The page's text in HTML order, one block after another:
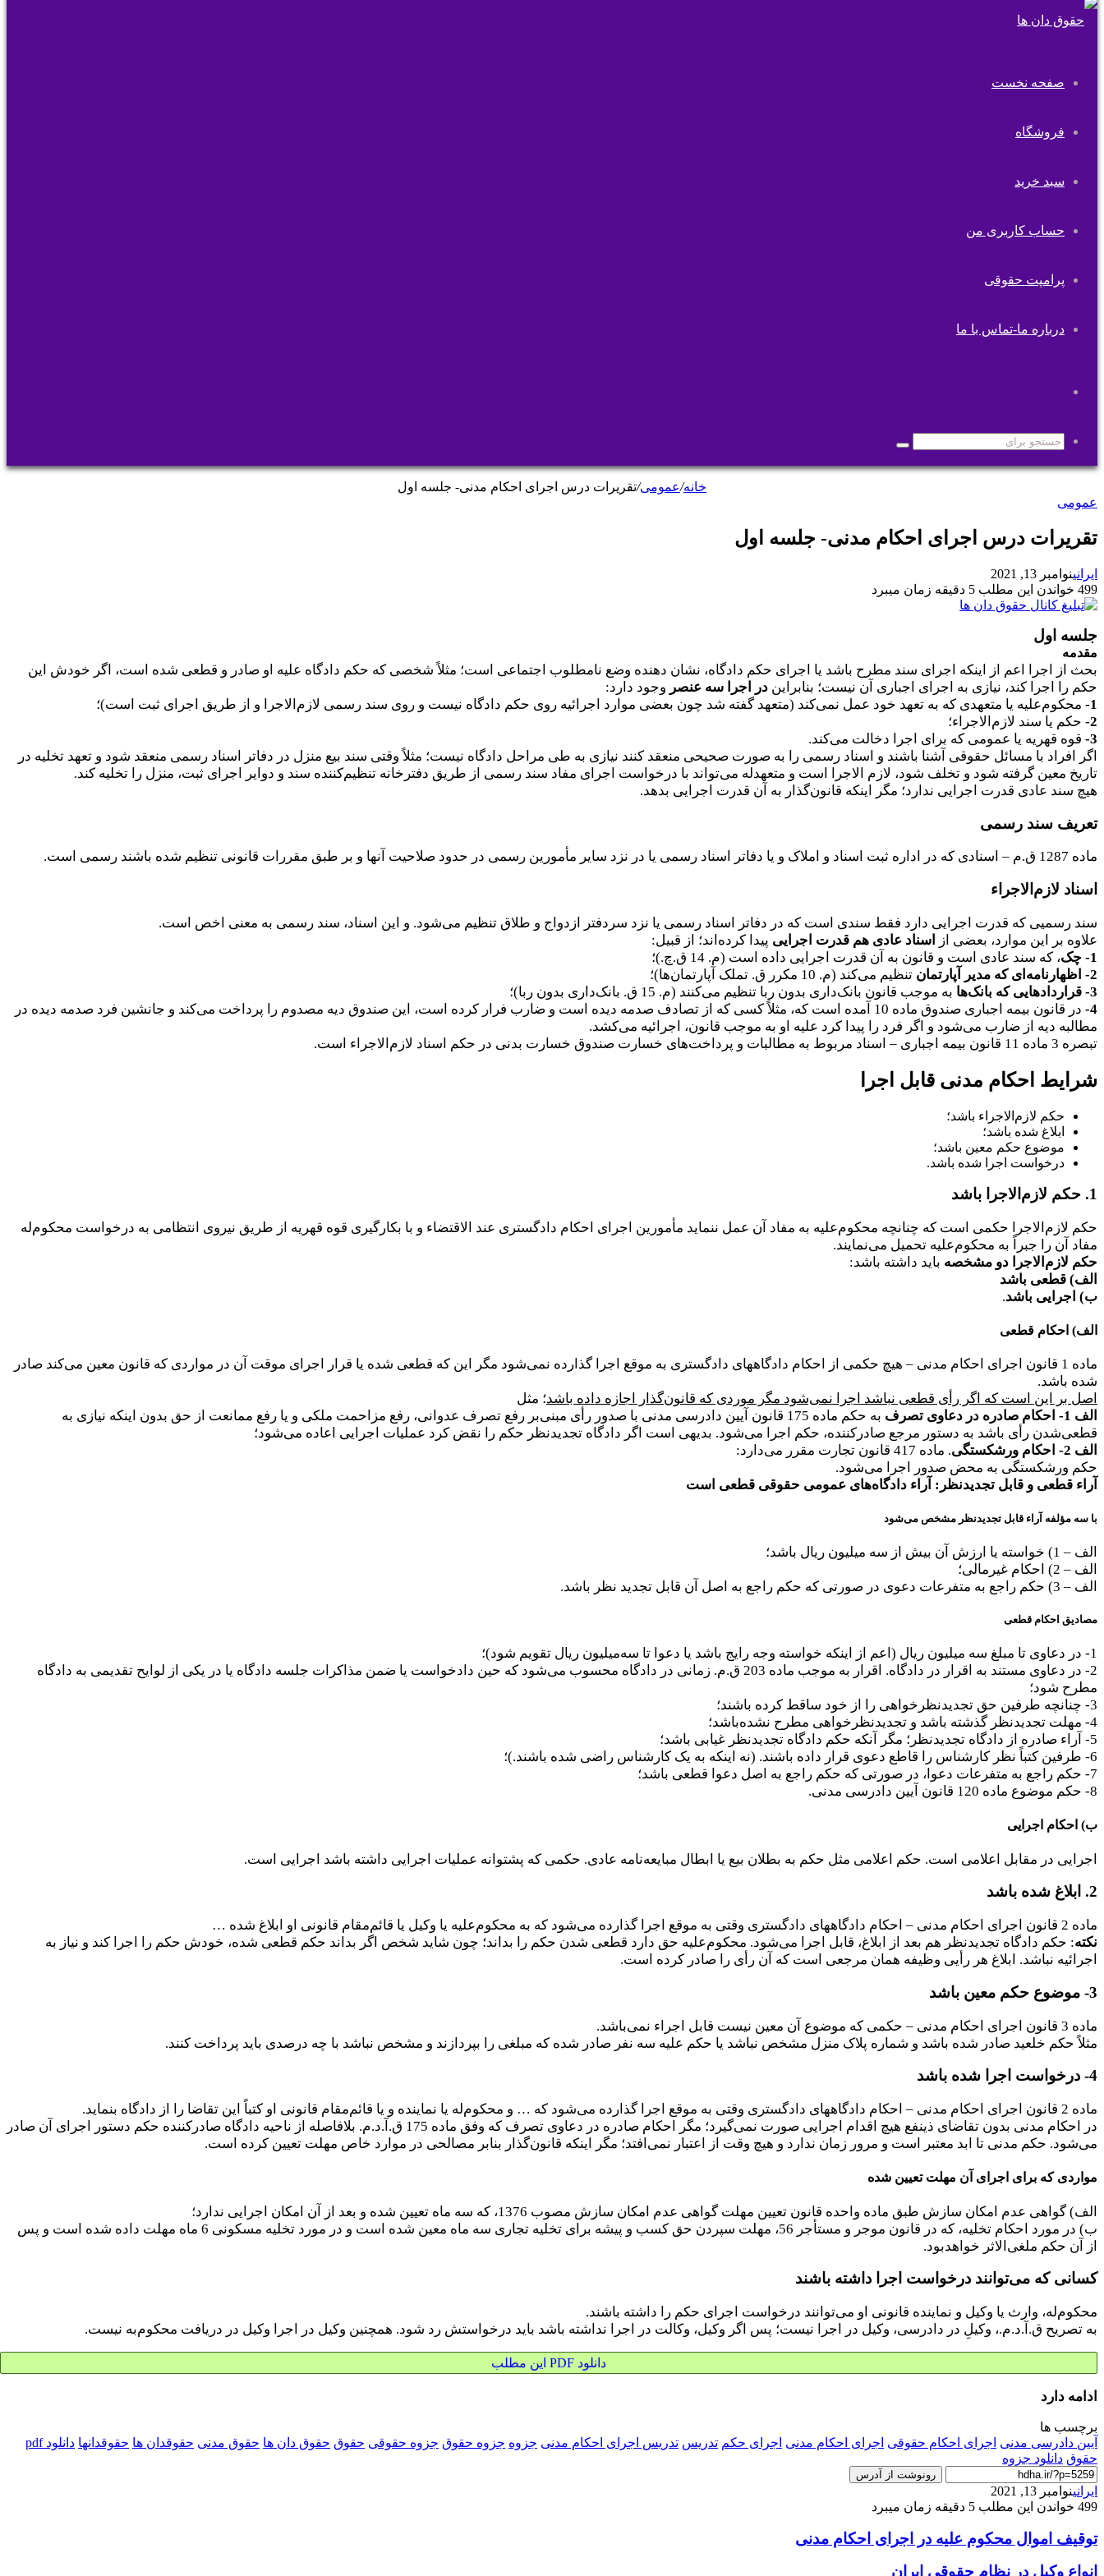
صفحه نخست
فروشگاه
سبد خرید
حساب کاربری من
پرامپت حقوقی
درباره ما-تماس با ما
پوسته
جستجو
برای
خانه/عمومی/تقریرات درس اجرای احکام مدنی- جلسه اول
عمومی
تقریرات درس اجرای احکام مدنی- جلسه اول
ایرانینوامبر 13, 2021
499 خواندن این مطلب 5 دقیقه زمان میبرد
جلسه اول
مقدمه
بحث از اجرا اعم از اینکه اجرای سند مطرح باشد یا اجرای حکم دادگاه، نشان دهنده وضع نامطلوب اجتماعی است؛ مثلاً شخصی که حکم دادگاه علیه او صادر و قطعی شده است، اگر خودش این
حکم را اجرا کند، نیازی به اجرای اجباری آن نیست؛ بنابراین در اجرا سه عنصر وجود دارد:
1-
محکوم‌علیه یا متعهدی که به تعهد خود عمل نمی‌کند (متعهد گفته شد چون بعضی موارد اجرائیه روی حکم دادگاه نیست و روی سند رسمی لازم‌الاجرا و از طریق اجرای ثبت است)؛
2- حکم یا سند لازم‌الاجراء؛
3- قوه قهریه یا عمومی که برای اجرا دخالت می‌کند.
اگر افراد با مسائل حقوقی آشنا باشند و اسناد رسمی را به صورت صحیحی منعقد کنند نیازی به طی مراحل دادگاه نیست؛ مثلاً وقتی سند بیع منزل در دفاتر اسناد رسمی منعقد شود و تعهد تخلیه در
تاریخ معین گرفته شود و تخلف شود، لازم الاجرا است و متعهدله می‌تواند با درخواست اجرای مفاد سند رسمی از طریق دفترخانه تنظیم‌کننده سند و دوایر اجرای ثبت، منزل را تخلیه کند.
هیچ سند عادی قدرت اجرایی ندارد؛ مگر اینکه قانون‌گذار به آن قدرت اجرایی بدهد.
تعریف سند رسمی
ماده 1287 ق.م – اسنادی که در اداره ثبت اسناد و املاک و یا دفاتر اسناد رسمی یا در نزد سایر مأمورین رسمی در حدود صلاحیت آنها و بر طبق مقررات قانونی تنظیم شده باشند رسمی است.
اسناد لازم‌الاجراء
سند رسمیی که قدرت اجرایی دارد فقط سندی است که در دفاتر اسناد رسمی یا نزد سردفتر ازدواج و طلاق تنظیم می‌شود. و این اسناد، سند رسمی به معنی اخص است.
علاوه بر این موارد، بعضی از
اسناد عادی هم قدرت اجرایی پیدا کرده‌اند؛ از قبیل:
1- چک
، که سند عادی است و قانون به آن قدرت اجرایی داده است (م. 14 ق.چ.)؛
2- اظهارنامه‌ای که مدیر آپارتمان
تنظیم می‌کند (م. 10 مکرر ق. تملک آپارتمان‌ها)؛
3- قراردادهایی که بانک‌ها
به موجب قانون بانک‌داری بدون ربا تنظیم می‌کنند (م. 15 ق. بانک‌داری بدون ربا)؛
4-
در قانون بیمه اجباری صندوق ماده 10 آمده است که، مثلاً کسی که از تصادف صدمه دیده است و ضارب فرار کرده است، این صندوق دیه مصدوم را پرداخت می‌کند و جانشین فرد صدمه دیده در
مطالبه دیه از ضارب می‌شود و اگر فرد را پیدا کرد علیه او به موجب قانون، اجرائیه می‌کشد.
تبصره 3 ماده 11 قانون بیمه اجباری – اسناد مربوط به مطالبات و پرداخت‌های خسارت صندوق خسارت بدنی در حکم اسناد لازم‌الاجراء است.
شرایط احکام مدنی قابل اجرا
حکم لازم‌الاجراء باشد؛
ابلاغ شده باشد؛
موضوع حکم معین باشد؛
درخواست اجرا شده باشد.
1. حکم لازم‌الاجرا باشد
حکم لازم‌الاجرا حکمی است که چنانچه محکوم‌علیه به مفاد آن عمل ننماید مأمورین اجرای احکام دادگستری عند الاقتضاء و با بکارگیری قوه قهریه از طریق نیروی انتظامی به درخواست محکوم‌له
مفاد آن را جبراً به محکوم‌علیه تحمیل می‌نمایند.
حکم لازم‌الاجرا دو مشخصه باید داشته باشد:
الف) قطعی باشد
ب) اجرایی باشد.
الف) احکام قطعی
ماده 1 قانون اجرای احکام مدنی – هیچ حکمی از احکام دادگاههای دادگستری به موقع اجرا گذارده نمی‌شود مگر این که قطعی شده یا قرار اجرای موقت آن در مواردی که قانون معین می‌کند صادر
شده باشد.
اصل بر این است که اگر رأی قطعی نباشد اجرا نمی‌شود مگر موردی که قانون‌گذار اجازه داده باشد؛ مثل
الف 1- احکام صادره در دعاوی تصرف
به حکم ماده 175 قانون آیین دادرسی مدنی با صدور رأی مبنی‌بر رفع تصرف عدوانی، رفع مزاحمت ملکی و یا رفع ممانعت از حق بدون اینکه نیازی به
قطعی‌شدن رأی باشد به دستور مرجع صادرکننده، حکم اجرا می‌شود. بدیهی است اگر دادگاه تجدیدنظر حکم را نقض کرد عملیات اجرایی اعاده می‌شود؛
الف 2- احکام ورشکستگی
. ماده 417 قانون تجارت مقرر می‌دارد:
حکم ورشکستگی به محض صدور اجرا می‌شود.
آراء قطعی و قابل تجدیدنظر: آراء دادگاه‌های عمومی حقوقی قطعی است
با سه مؤلفه آراء قابل تجدیدنظر مشخص می‌شود
الف – 1) خواسته یا ارزش آن بیش از سه میلیون ریال باشد؛
الف – 2) احکام غیرمالی؛
الف – 3) حکم راجع به متفرعات دعوی در صورتی که حکم راجع به اصل آن قابل تجدید نظر باشد.
مصادیق احکام قطعی
1- در دعاوی تا مبلغ سه میلیون ریال (اعم از اینکه خواسته وجه رایج باشد یا دعوا تا سه‌میلیون ریال تقویم شود)؛
2- در دعاوی مستند به اقرار در دادگاه. اقرار به موجب ماده 203 ق.م. زمانی در دادگاه محسوب می‌شود که حین دادخواست یا ضمن مذاکرات جلسه دادگاه یا در یکی از لوایح تقدیمی به دادگاه
مطرح شود؛
3- چنانچه طرفین حق تجدیدنظرخواهی را از خود ساقط کرده باشند؛
4- مهلت تجدیدنظر گذشته باشد و تجدیدنظرخواهی مطرح نشده‌باشد؛
5- آراء صادره از دادگاه تجدیدنظر؛ مگر آنکه حکم دادگاه تجدیدنظر غیابی باشد؛
6- طرفین کتباً نظر کارشناس را قاطع دعوی قرار داده باشند. (نه اینکه به یک کارشناس راضی شده باشند.)؛
7- حکم راجع به متفرعات دعوا، در صورتی که حکم راجع به اصل دعوا قطعی باشد؛
8- حکم موضوع ماده 120 قانون آیین دادرسی مدنی.
ب) احکام اجرایی
اجرایی در مقابل اعلامی است. حکم اعلامی مثل حکم به بطلان بیع یا ابطال مبایعه‌نامه عادی. حکمی که پشتوانه عملیات اجرایی داشته باشد اجرایی است.
2. ابلاغ شده باشد
ماده 2 قانون اجرای احکام مدنی – احکام دادگاههای دادگستری وقتی به موقع اجرا گذارده می‌شود که به محکوم‌علیه یا وکیل یا قائم‌مقام قانونی او ابلاغ شده …
نکته: حکم دادگاه تجدیدنظر هم بعد از ابلاغ، قابل اجرا می‌شود. محکوم‌علیه حق دارد قطعی شدن حکم را بداند؛ چون شاید شخص اگر بداند حکم قطعی شده، خودش حکم را اجرا کند و نیاز به
اجرائیه نباشد. ابلاغ هر رأیی وظیفه همان مرجعی است که آن رأی را صادر کرده است.
3- موضوع حکم معین باشد
ماده 3 قانون اجرای احکام مدنی – حکمی که موضوع آن معین نیست قابل اجراء نمی‌باشد.
مثلاً حکم خلعید صادر شده باشد و شماره پلاک منزل مشخص نباشد یا حکم علیه سه نفر صادر شده که مبلغی را بپردازند و مشخص نباشد با چه درصدی باید پرداخت کنند.
4- درخواست اجرا شده باشد
ماده 2 قانون اجرای احکام مدنی – احکام دادگاههای دادگستری وقتی به موقع اجرا گذارده می‌شود که … و محکوم‌له یا نماینده و یا قائم‌مقام قانونی او کتباً این تقاضا را از دادگاه بنماید.
در احکام مدنی بدون تقاضای ذینفع هیچ اقدام اجرایی صورت نمی‌گیرد؛ مگر احکام صادره در دعاوی تصرف که وفق ماده 175 ق.آ.د.م. بلافاصله از ناحیه دادگاه صادرکننده حکم دستور اجرای آن صادر
می‌شود. حکم مدنی تا ابد معتبر است و مرور زمان ندارد و هیچ وقت از اعتبار نمی‌افتد؛ مگر اینکه قانون‌گذار بنابر مصالحی در موارد خاص مهلت تعیین کرده است.
مواردی که برای اجرای آن مهلت تعیین شده
الف) گواهی عدم امکان سازش طبق ماده واحده قانون تعیین مهلت گواهی عدم امکان سازش مصوب 1376، که سه ماه تعیین شده و بعد از آن امکان اجرایی ندارد؛
ب) در مورد احکام تخلیه، که در قانون موجر و مستأجر 56، مهلت سپردن حق کسب و پیشه برای تخلیه تجاری سه ماه معین شده است و در مورد تخلیه مسکونی 6 ماه مهلت داده شده است و پس
از آن حکم ملغی‌الاثر خواهدبود.
کسانی که می‌توانند درخواست اجرا داشته باشند
محکوم‌له، وارث یا وکیل و نماینده قانونی او می‌توانند درخواست اجرای حکم را داشته باشند.
به تصریح ق.آ.د.م.، وکیلِ در دادرسی، وکیل در اجرا نیست؛ پس اگر وکیل، وکالت در اجرا نداشته باشد باید درخواستش رد شود. همچنین وکیل در اجرا وکیل در دریافت محکوم‌به نیست.
دانلود PDF این مطلب
ادامه دارد
برچسب ها
آیین دادرسی مدنی اجرای احکام حقوقی اجرای احکام مدنی اجرای حکم تدریس تدریس اجرای احکام مدنی جزوه جزوه حقوق جزوه حقوقی حقوق حقوق دان ها حقوق مدنی حقوقدان ها حقوقدانها
دانلود pdf
حقوق دانلود جزوه
رونوشت از آدرس
ایرانینوامبر 13, 2021
499 خواندن این مطلب 5 دقیقه زمان میبرد
توقيف اموال محكوم عليه در اجرای احکام مدنی
انواع وکیل در نظام حقوقی ایران